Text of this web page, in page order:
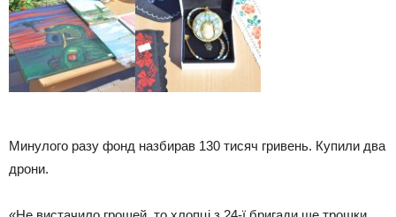
Минулого разу фонд назбирав 130 тисяч гривень. Купили два
дрони.